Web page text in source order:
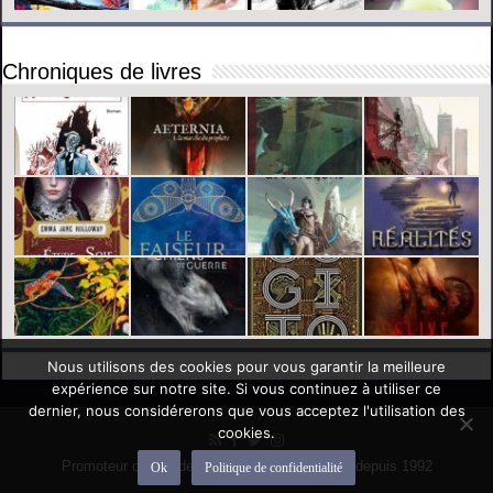
Chroniques de livres
Promoteur officiel des mondes de l'imaginaire depuis 1992
Nous utilisons des cookies pour vous garantir la meilleure
expérience sur notre site. Si vous continuez à utiliser ce
dernier, nous considérerons que vous acceptez l'utilisation des
cookies.
Ok Politique de confidentialité